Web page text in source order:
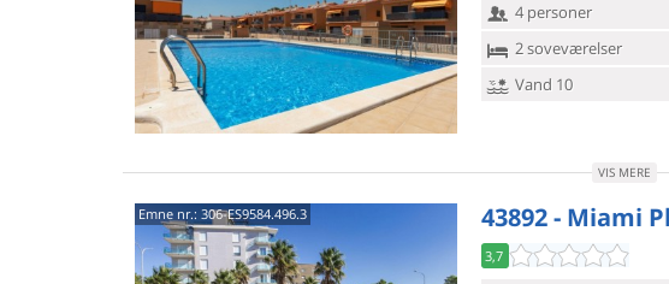
4 personer
2 soveværelser
Vand 10
VIS MERE
Emne nr.: 306-ES9584.496.3 43892 - Miami
3,7